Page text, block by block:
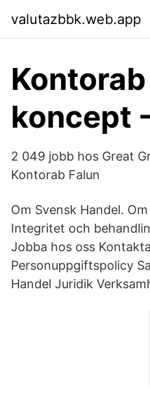
valutazbbk.web.app
koncept
2 049 jobb hos Great
Kontorab Falun
Om Svensk Handel.
Integritet och
Jobba hos oss
Personuppgiftspolicy
Handel Juridik